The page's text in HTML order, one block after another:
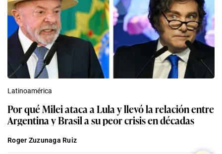
Latinoamérica
Por qué Milei ataca a Lula y llevó la relación entre
Argentina y Brasil a su peor crisis en décadas
Roger Zuzunaga Ruiz